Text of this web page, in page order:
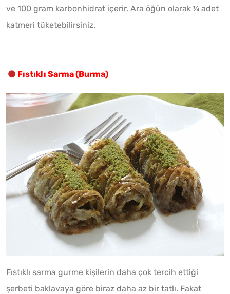
ve 100 gram karbonhidrat içerir. Ara öğün olarak ¼ adet
katmeri tüketebilirsiniz.
Fıstıklı Sarma (Burma)
Fıstıklı sarma gurme kişilerin daha çok tercih ettiği
şerbeti baklavaya göre biraz daha az bir tatlı. Fakat